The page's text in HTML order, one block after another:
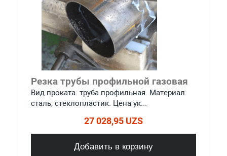
Резка трубы профильной газовая
Вид проката: труба профильная. Материал:
сталь, стеклопластик. Цена ук...
27 028,95 UZS
Добавить в корзину